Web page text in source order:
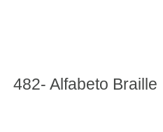
482- Alfabeto Braille